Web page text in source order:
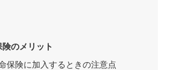
のメリット
保険に加入するときの注意点